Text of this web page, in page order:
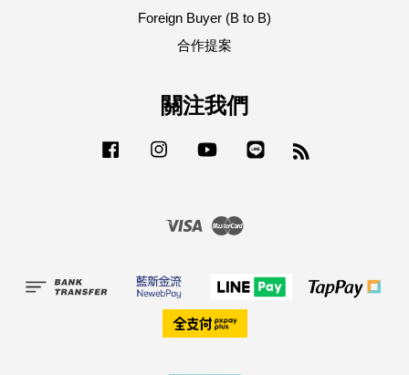
Foreign Buyer (B to B)
合作提案
關注我們
Facebook Instagram YouTube
Visa